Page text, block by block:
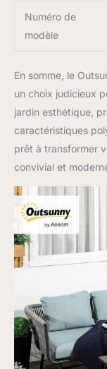
Numéro de
modèle
En somme, le
un choix judicieux
jardin esthétique,
caractéristiques
prêt à transformer
convivial et